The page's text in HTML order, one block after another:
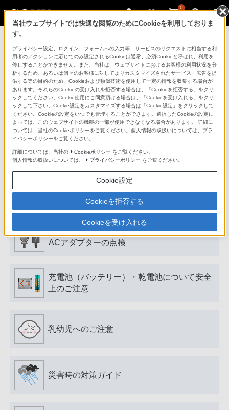
0
製品を安全に、安心してご使用いただ
くために
日常の清掃・点検が大切です。安全のため取扱説明書を
よく読みましょう。
製品に関する重要なお知らせ
安全で上手な使いかた
愛情点検のおすすめ
電源プラグ・コード、USB端子・ケーブル、
ACアダプターの点検
充電池（バッテリー）・乾電池について安全
上のご注意
乳幼児へのご注意
災害時の対策ガイド
当社ウェブサイトでは快適な閲覧のためにCookieを利用しておりま
す。
プライバシー設定、ログイン、フォームへの入力等、サービスのリクエストに相当する利
用者のアクションに応じてのみ設定されるCookieは通常、必須Cookieと呼ばれ、利用を
停止することができません。また、当社は、ウェブサイトにおけるお客様の利用状況を分
析するため、あるいは個々のお客様に対してよりカスタマイズされたサービス・広告を提
供する等の目的のため、Cookieおよび類似技術を使用して一定の情報を収集する場合が
あります。それらのCookieの受け入れを拒否する場合は、「Cookieを拒否する」をクリ
ックしてください。Cookie使用にご同意頂ける場合は、「Cookieを受け入れる」をクリ
ックして下さい。Cookie設定をカスタマイズする場合は「Cookie設定」をクリックして
ください。Cookieの設定をいつでも管理することができます。選択したCookieの設定に
よっては、このウェブサイトの機能の一部が使用できなくなる場合があります。 詳細に
ついては、当社のCookieポリシーをご覧ください。個人情報の取扱いについては、プラ
イバシーポリシーをご覧ください。
詳細については、当社の Cookieポリシー をご覧ください。
個人情報の取扱いについては、
プライバシーポリシー をご覧ください。
Cookie設定
Cookieを拒否する
Cookieを受け入れる